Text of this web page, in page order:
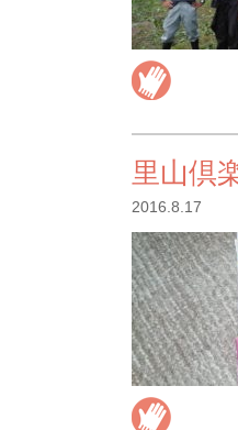
里山倶
2016.8.17